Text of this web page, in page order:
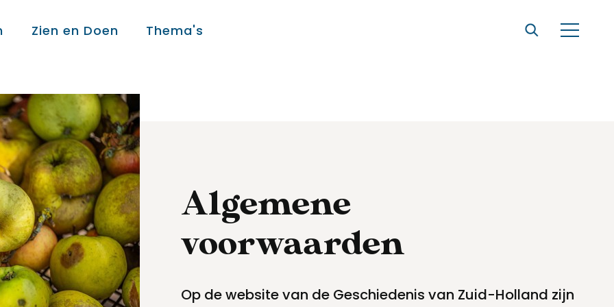
Zien en Doen Thema's
Over ons
Over ons
Colofon
Contact
Onderwijs
Algemene
voorwaarden
Op de website van de Geschiedenis van Zuid-Holland zijn